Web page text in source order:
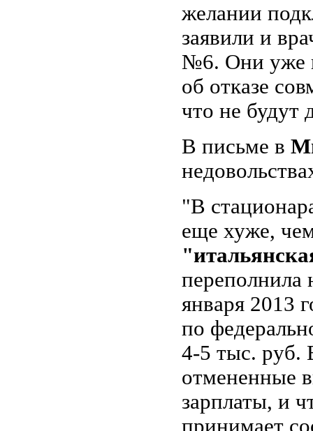
желании
заявили и
№6. Они уже
об отказе
что не будут
В письме в
"В
еще хуже,
переполнила
января 2013
по
4-5 тыс. руб.
отмененные
зарплаты, и
принимает